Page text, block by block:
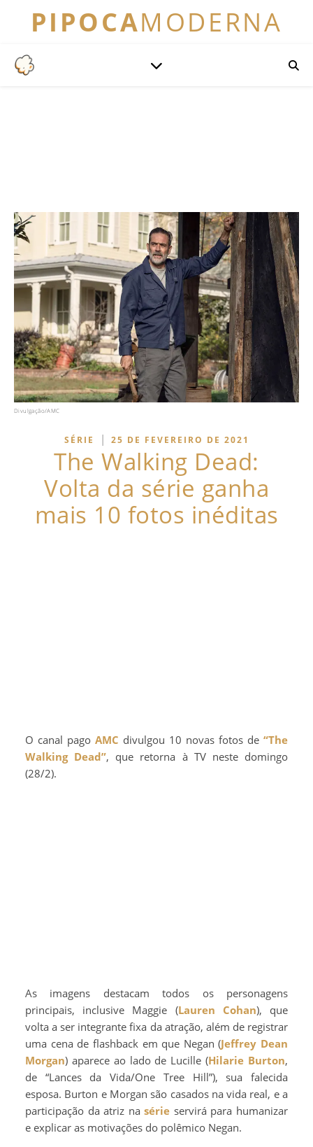
PIPOCAMODERNA
Divulgação/AMC
SÉRIE | 25 DE FEVEREIRO DE 2021
The Walking Dead:
Volta da série ganha
mais 10 fotos inéditas
O canal pago AMC divulgou 10 novas fotos de “The
Walking Dead”, que retorna à TV neste domingo
(28/2).
As imagens destacam todos os personagens
principais, inclusive Maggie (Lauren Cohan), que
volta a ser integrante fixa da atração, além de registrar
uma cena de flashback em que Negan (Jeffrey Dean
Morgan) aparece ao lado de Lucille (Hilarie Burton,
de “Lances da Vida/One Tree Hill”), sua falecida
esposa. Burton e Morgan são casados na vida real, e a
participação da atriz nasérie servirá para humanizar
e explicar as motivações do polêmico Negan.